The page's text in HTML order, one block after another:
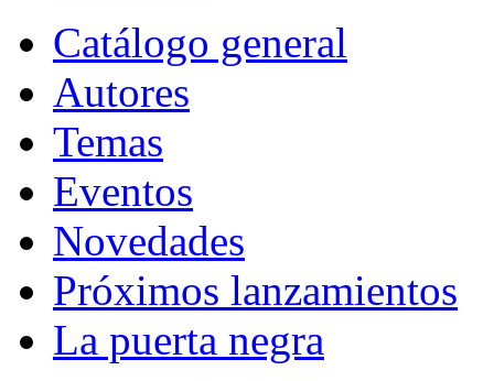
Catálogo general
Autores
Temas
Eventos
Novedades
Próximos lanzamientos
La puerta negra